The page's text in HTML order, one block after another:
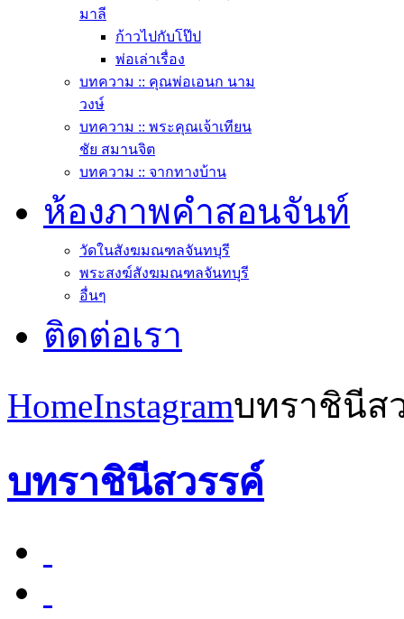
มาลี
ก้าวไปกับโป๊ป
พ่อเล่าเรื่อง
บทความ :: คุณพ่อเอนก นาม
วงษ์
บทความ :: พระคุณเจ้าเทียน
ชัย สมานจิต
บทความ :: จากทางบ้าน
ห้องภาพคำสอนจันท์
วัดในสังฆมณฑลจันทบุรี
พระสงฆ์สังฆมณฑลจันทบุรี
อื่นๆ
ติดต่อเรา
HomeInstagramบทราชินีส
บทราชินีสวรรค์